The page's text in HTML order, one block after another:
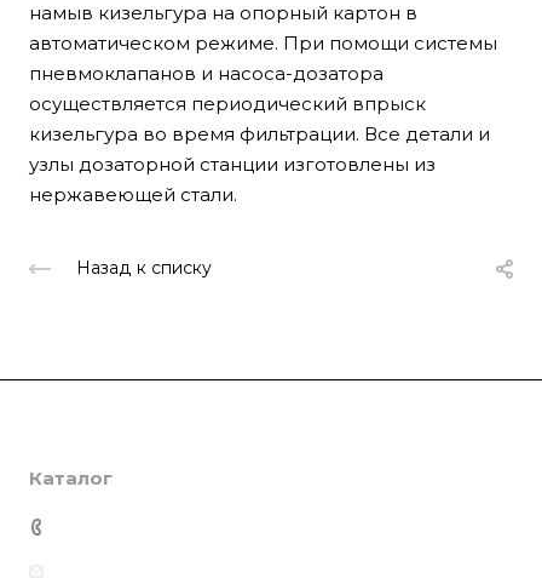
намыв кизельгура на опорный картон в
автоматическом режиме. При помощи системы
пневмоклапанов и насоса-дозатора
осуществляется периодический впрыск
кизельгура во время фильтрации. Все детали и
узлы дозаторной станции изготовлены из
нержавеющей стали.
Назад к списку
О компании
Каталог
Фильтр-пресса для тонкой фильтрации